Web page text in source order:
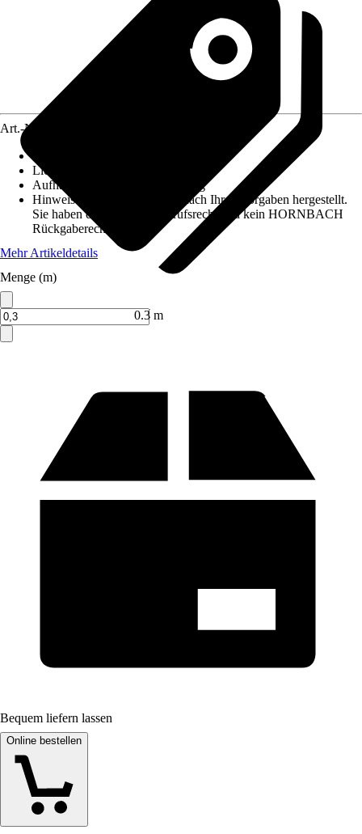
Verkauf durch:HORNBACH
Art.-Nr.
Lichtdurchlässigkeit
Aufhängungsart
Klettbefestigung
Hinweis: Dieser Artikel wird nach Ihren Vorgaben hergestellt.
Sie haben daher kein Widerrufsrecht und kein HORNBACH
Rückgaberecht.
Mehr Artikeldetails
Menge (m)
0.3 m
Bequem liefern lassen
Online bestellen